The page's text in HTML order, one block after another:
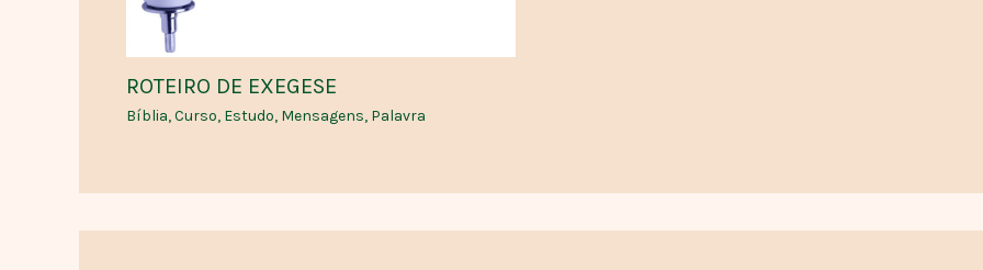
ROTEIRO DE EXEGESE
Bíblia,Curso, Estudo, Mensagens, Palavra